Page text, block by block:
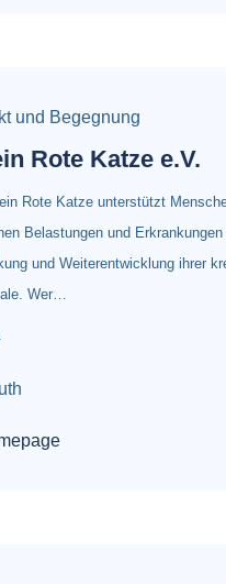
und Begegnung
Rote Katze e.V.
Rote Katze unterstützt
Belastungen und Erkrankungen
und Weiterentwicklung ihrer
Wer…